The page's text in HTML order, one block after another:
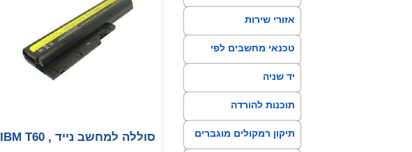
אזורי שירות
טכנאי מחשבים לפי
איזור
יד שניה
תוכנות להורדה
תיקון רמקולים מוגברים
סוללה למחשב נייד IBM T60 ,